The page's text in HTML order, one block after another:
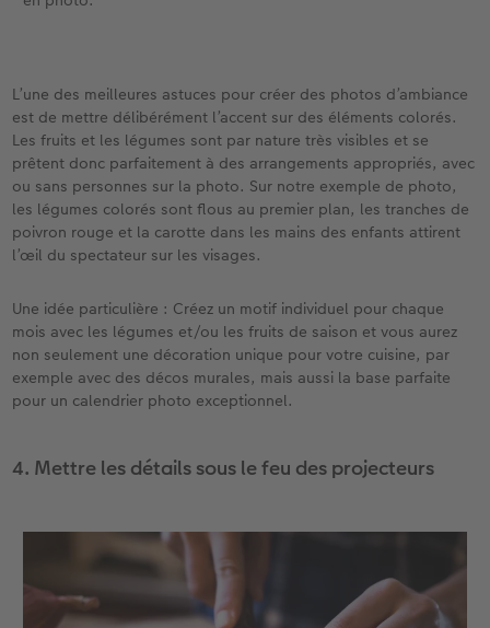
L’une des meilleures astuces pour créer des photos d’ambiance
est de mettre délibérément l’accent sur des éléments colorés.
Les fruits et les légumes sont par nature très visibles et se
prêtent donc parfaitement à des arrangements appropriés, avec
ou sans personnes sur la photo. Sur notre exemple de photo,
les légumes colorés sont flous au premier plan, les tranches de
poivron rouge et la carotte dans les mains des enfants attirent
l’œil du spectateur sur les visages.
Une idée particulière : Créez un motif individuel pour chaque
mois avec les légumes et/ou les fruits de saison et vous aurez
non seulement une décoration unique pour votre cuisine, par
exemple avec des décos murales, mais aussi la base parfaite
pour un calendrier photo exceptionnel.
4. Mettre les détails sous le feu des projecteurs